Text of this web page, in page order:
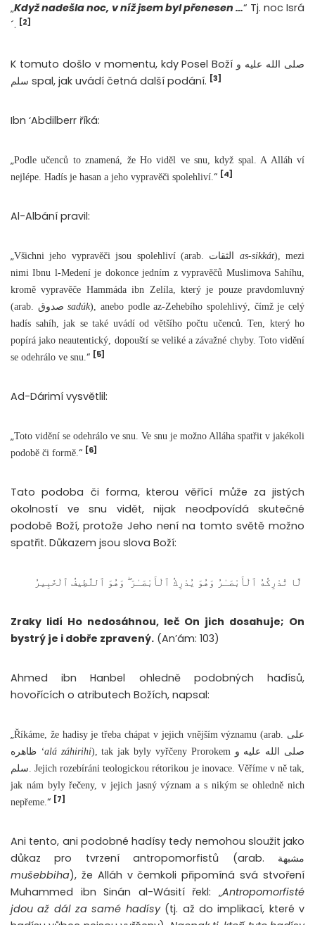
„Když nadešla noc, v níž jsem byl přenesen …“ Tj. noc Isrá
´. [2]
K tomuto došlo v momentu, kdy Posel Boží صلى الله عليه و
سلم spal, jak uvádí četná další podání. [3]
Ibn ‘Abdilberr říká:
„Podle učenců to znamená, že Ho viděl ve snu, když spal. A Alláh ví
nejlépe. Hadís je hasan a jeho vypravěči spolehliví. “ [4]
Al-Albání pravil:
„ as-sikkát), mezi
nimi Ibnu l-Medení je dokonce jedním z vypravěčů Muslimova Sahíhu,
kromě vypravěče Hammáda ibn Zelíla, který je pouze pravdomluvný
(arab. صدوقsadúk), anebo podle az-Zehebího spolehlivý, čímž je celý
hadís sahíh, jak se také uvádí od většího počtu učenců. Ten, který ho
popírá jako neautentický, dopouští se veliké a závažné chyby. Toto vidění
se odehrálo ve snu. “ [5]
Ad-Dárimí vysvětlil:
„Toto vidění se odehrálo ve snu. Ve snu je možno Alláha spatřit v jakékoli
podobě či formě. “ [6]
Tato podoba či forma, kterou věřící může za jistých
okolností ve snu vidět, nijak neodpovídá skutečné
podobě Boží, protože Jeho není na tomto světě možno
spatřit. Důkazem jsou slova Boží:
لَّا تُدْرِكُهُ ٱلْأَبْصَـٰرُ وَهُوَ يُدْرِكُ ٱلْأَبْصَـٰرَ ۖ وَهُوَ ٱللَّطِيفُ ٱلْخَبِيرُ
Zraky lidí Ho nedosáhnou, leč On jich dosahuje; On
bystrý je i dobře zpravený. (An’ám: 103)
Ahmed ibn Hanbel ohledně podobných hadísů,
hovořících o atributech Božích, napsal:
„Říkáme, že hadisy je třeba chápat v jejich vnějším významu (arab. على
‘alá záhirihi), tak jak byly vyřčeny Prorokem صلى الله عليه و
سلم. Jejich rozebíráni teologickou rétorikou je inovace. Věříme v ně tak,
jak nám byly řečeny, v jejich jasný význam a s nikým se ohledně nich
nepřeme. “ [7]
Ani tento, ani podobné hadísy tedy nemohou sloužit jako
důkaz pro tvrzení antropomorfistů (arab. مشبهة
mušebbiha), že Alláh v čemkoli připomíná svá stvoření
Muhammed ibn Sinán al-Wásití řekl: „Antropomorfisté
jdou až dál za samé hadísy (tj. až do implikací, které v